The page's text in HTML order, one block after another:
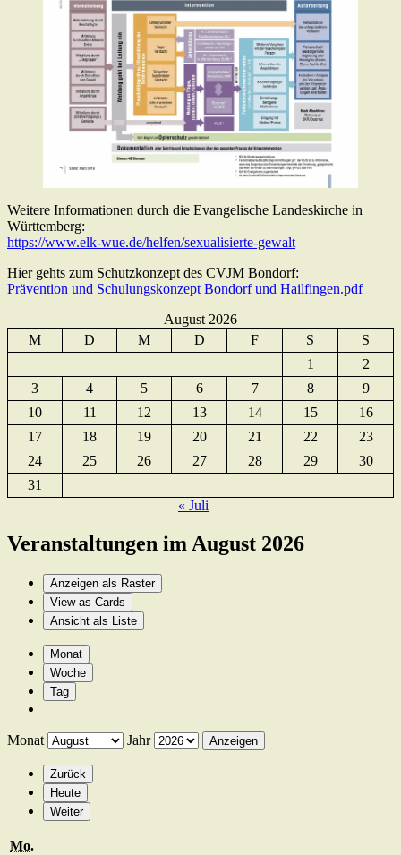
Weitere Informationen durch die Evangelische Landeskirche in
Württemberg:
https://www.elk-wue.de/helfen/sexualisierte-gewalt
Hier gehts zum Schutzkonzept des CVJM Bondorf:
Prävention und Schulungskonzept Bondorf und Hailfingen.pdf
August 2026
M
D M D F S
S
1
2
3
4 5 6 7 8
9
10
11 12 13 14 15
16
17
18 19 20 21 22
23
24
25 26 27 28 29
30
31
« Juli
Veranstaltungen im August 2026
Anzeigen als Raster
View as Cards
Ansicht als Liste
Monat
Woche
Tag
Monat Jahr
Zurück
Heute
Weiter
Mo.